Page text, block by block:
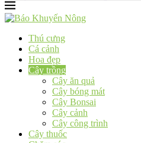
Thú cưng
Cá cảnh
Hoa đẹp
Cây trồng
Cây ăn quả
Cây bóng mát
Cây Bonsai
Cây cảnh
Cây công trình
Cây thuốc